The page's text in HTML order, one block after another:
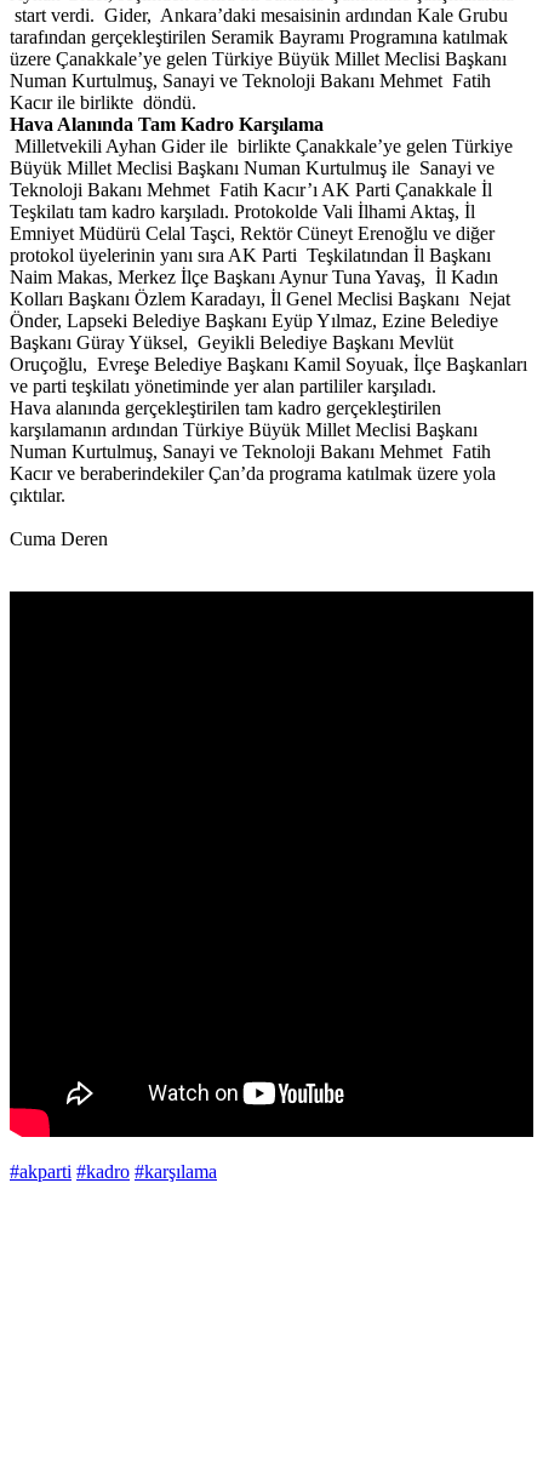
start verdi. Gider, Ankara’daki mesaisinin ardından Kale Grubu
tarafından gerçekleştirilen Seramik Bayramı Programına katılmak
üzere Çanakkale’ye gelen Türkiye Büyük Millet Meclisi Başkanı
Numan Kurtulmuş, Sanayi ve Teknoloji Bakanı Mehmet Fatih
Kacır ile birlikte döndü.
Hava Alanında Tam Kadro Karşılama
Milletvekili Ayhan Gider ile birlikte Çanakkale’ye gelen Türkiye
Büyük Millet Meclisi Başkanı Numan Kurtulmuş ile Sanayi ve
Teknoloji Bakanı Mehmet Fatih Kacır’ı AK Parti Çanakkale İl
Teşkilatı tam kadro karşıladı. Protokolde Vali İlhami Aktaş, İl
Emniyet Müdürü Celal Taşci, Rektör Cüneyt Erenoğlu ve diğer
protokol üyelerinin yanı sıra AK Parti Teşkilatından İl Başkanı
Naim Makas, Merkez İlçe Başkanı Aynur Tuna Yavaş, İl Kadın
Kolları Başkanı Özlem Karadayı, İl Genel Meclisi Başkanı Nejat
Önder, Lapseki Belediye Başkanı Eyüp Yılmaz, Ezine Belediye
Başkanı Güray Yüksel, Geyikli Belediye Başkanı Mevlüt
Oruçoğlu, Evreşe Belediye Başkanı Kamil Soyuak, İlçe Başkanları
ve parti teşkilatı yönetiminde yer alan partililer karşıladı.
Hava alanında gerçekleştirilen tam kadro gerçekleştirilen
karşılamanın ardından Türkiye Büyük Millet Meclisi Başkanı
Numan Kurtulmuş, Sanayi ve Teknoloji Bakanı Mehmet Fatih
Kacır ve beraberindekiler Çan’da programa katılmak üzere yola
çıktılar.
Cuma Deren
#akparti #kadro #karşılama